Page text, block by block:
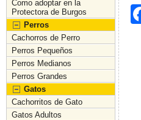
Como adoptar en la
Protectora de Burgos
Perros
Cachorros de Perro
Perros Pequeños
Perros Medianos
Perros Grandes
Gatos
Cachorritos de Gato
Gatos Adultos